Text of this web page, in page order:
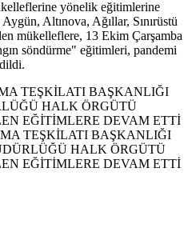
yönelik eğitimlerine
Altınova, Ağıllar, Sınırüstü
mükelleflere, 13 Ekim Çarşamba
söndürme" eğitimleri, pandemi
TEŞKİLATI BAŞKANLIĞI
HALK ÖRGÜTÜ
EĞİTİMLERE DEVAM ETTİ
TEŞKİLATI BAŞKANLIĞI
HALK ÖRGÜTÜ
EĞİTİMLERE DEVAM ETTİ